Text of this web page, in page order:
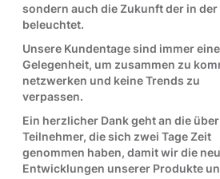
sondern auch die Zukunft der in der
beleuchtet.
Unsere Kundentage sind immer eine
Gelegenheit, um zusammen zu
netzwerken und keine Trends zu
verpassen.
Ein herzlicher Dank geht an die
Teilnehmer, die sich zwei Tage Zeit
genommen haben, damit wir die
Entwicklungen unserer Produkte